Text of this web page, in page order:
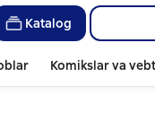
Katalog
Komikslar va